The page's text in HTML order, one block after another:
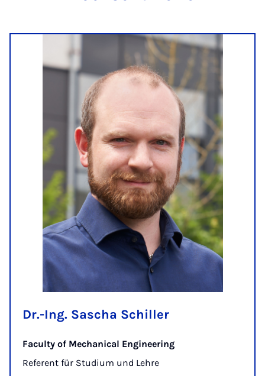
Dr.-Ing. Sascha Schiller
Faculty of Mechanical Engineering
Referent für Studium und Lehre